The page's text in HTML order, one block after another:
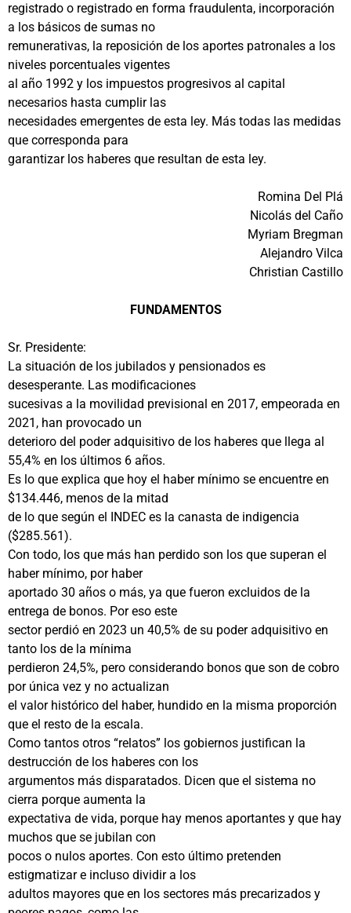
registrado o registrado en forma fraudulenta, incorporación
a los básicos de sumas no
remunerativas, la reposición de los aportes patronales a los
niveles porcentuales vigentes
al año 1992 y los impuestos progresivos al capital
necesarios hasta cumplir las
necesidades emergentes de esta ley. Más todas las medidas
que corresponda para
garantizar los haberes que resultan de esta ley.
Romina Del Plá
Nicolás del Caño
Myriam Bregman
Alejandro Vilca
Christian Castillo
FUNDAMENTOS
Sr. Presidente:
La situación de los jubilados y pensionados es
desesperante. Las modificaciones
sucesivas a la movilidad previsional en 2017, empeorada en
2021, han provocado un
deterioro del poder adquisitivo de los haberes que llega al
55,4% en los últimos 6 años.
Es lo que explica que hoy el haber mínimo se encuentre en
$134.446, menos de la mitad
de lo que según el INDEC es la canasta de indigencia
($285.561).
Con todo, los que más han perdido son los que superan el
haber mínimo, por haber
aportado 30 años o más, ya que fueron excluidos de la
entrega de bonos. Por eso este
sector perdió en 2023 un 40,5% de su poder adquisitivo en
tanto los de la mínima
perdieron 24,5%, pero considerando bonos que son de cobro
por única vez y no actualizan
el valor histórico del haber, hundido en la misma proporción
que el resto de la escala.
Como tantos otros “relatos” los gobiernos justifican la
destrucción de los haberes con los
argumentos más disparatados. Dicen que el sistema no
cierra porque aumenta la
expectativa de vida, porque hay menos aportantes y que hay
muchos que se jubilan con
pocos o nulos aportes. Con esto último pretenden
estigmatizar e incluso dividir a los
adultos mayores que en los sectores más precarizados y